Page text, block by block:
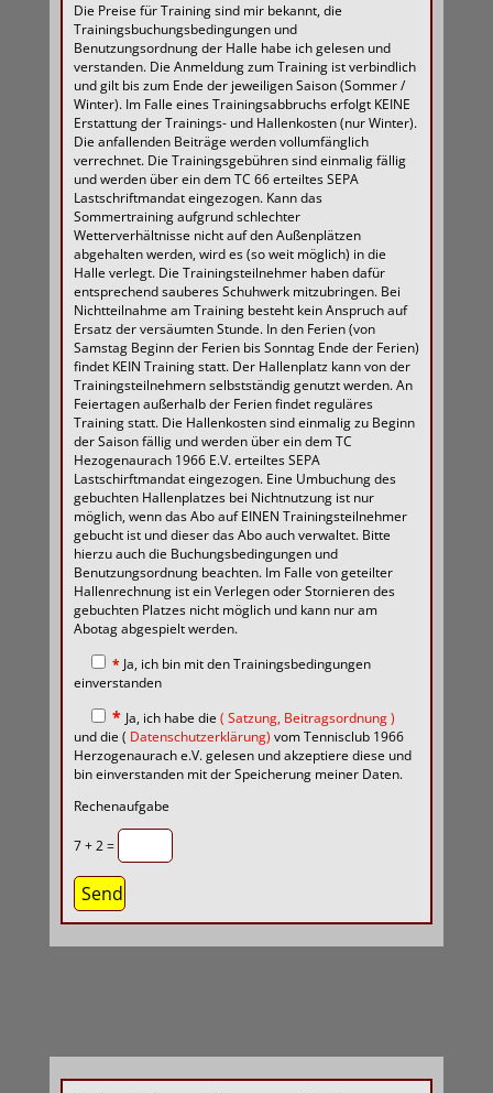
Die Preise für Training sind mir bekannt, die
Trainingsbuchungsbedingungen und
Benutzungsordnung der Halle habe ich gelesen und
verstanden. Die Anmeldung zum Training ist verbindlich
und gilt bis zum Ende der jeweiligen Saison (Sommer /
Winter). Im Falle eines Trainingsabbruchs erfolgt KEINE
Erstattung der Trainings- und Hallenkosten (nur Winter).
Die anfallenden Beiträge werden vollumfänglich
verrechnet. Die Trainingsgebühren sind einmalig fällig
und werden über ein dem TC 66 erteiltes SEPA
Lastschriftmandat eingezogen. Kann das
Sommertraining aufgrund schlechter
Wetterverhältnisse nicht auf den Außenplätzen
abgehalten werden, wird es (so weit möglich) in die
Halle verlegt. Die Trainingsteilnehmer haben dafür
entsprechend sauberes Schuhwerk mitzubringen. Bei
Nichtteilnahme am Training besteht kein Anspruch auf
Ersatz der versäumten Stunde. In den Ferien (von
Samstag Beginn der Ferien bis Sonntag Ende der Ferien)
findet KEIN Training statt. Der Hallenplatz kann von der
Trainingsteilnehmern selbstständig genutzt werden. An
Feiertagen außerhalb der Ferien findet reguläres
Training statt. Die Hallenkosten sind einmalig zu Beginn
der Saison fällig und werden über ein dem TC
Hezogenaurach 1966 E.V. erteiltes SEPA
Lastschirftmandat eingezogen. Eine Umbuchung des
gebuchten Hallenplatzes bei Nichtnutzung ist nur
möglich, wenn das Abo auf EINEN Trainingsteilnehmer
gebucht ist und dieser das Abo auch verwaltet. Bitte
hierzu auch die Buchungsbedingungen und
Benutzungsordnung beachten. Im Falle von geteilter
Hallenrechnung ist ein Verlegen oder Stornieren des
gebuchten Platzes nicht möglich und kann nur am
Abotag abgespielt werden.
* Ja, ich bin mit den Trainingsbedingungen
einverstanden
* Ja, ich habe die ( Satzung, Beitragsordnung)
und die ( Datenschutzerklärung) vom Tennisclub 1966
Herzogenaurach e.V. gelesen und akzeptiere diese und
bin einverstanden mit der Speicherung meiner Daten.
Rechenaufgabe
7 + 2 =